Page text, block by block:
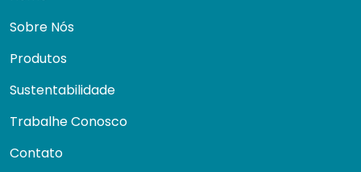
Sobre Nós
Produtos
Sustentabilidade
Trabalhe Conosco
Contato